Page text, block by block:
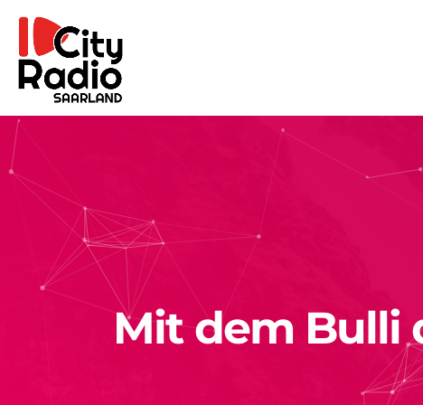
Mit dem Bulli